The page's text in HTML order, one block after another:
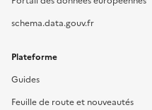
schema.data.gouv.fr
Plateforme
Guides
Feuille de route et nouveautés